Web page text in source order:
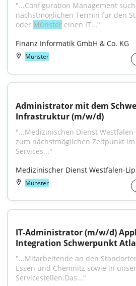
"...Configuration Management
nächstmöglichen Termin für den
oder Münster einen IT..."
Finanz Informatik GmbH & Co. KG
Münster
Administrator mit dem
Infrastruktur (m/w/d)
"...Medizinischen Dienst
zum nächstmöglichen Zeitpunkt
Services..."
Medizinischer Dienst Westfalen-
Münster
IT-Administrator (m/w/d)
Integration Schwerpunkt
"...Mitarbeitende an den
Essen und Chemnitz sowie in
Servicestellen.Das..."